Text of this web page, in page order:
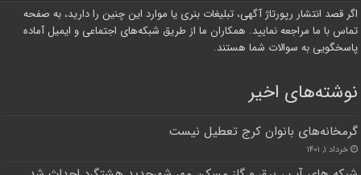
اگر قصد انتشار رپورتاژ آگهی، تبلیغات بنری یا موارد این چنین را دارید، به صفحه
تماس با ما مراجعه نمایید. همکاران ما از طریق شبکه‌های اجتماعی و ایمیل آماده
پاسخگویی به سوالات شما هستند.
نوشته‌های اخیر
گرمخانه‌های بانوان کرج تعطیل نیست
خرداد ۱, ۱۴۰۱